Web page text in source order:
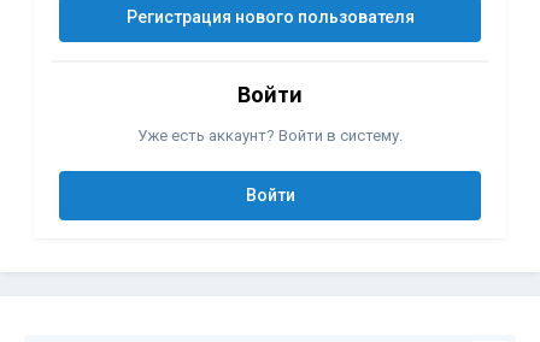
Регистрация нового пользователя
Войти
Уже есть аккаунт? Войти в систему.
Войти